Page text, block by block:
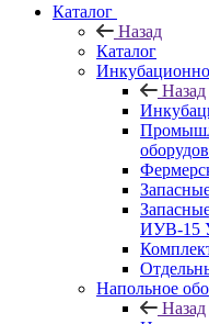
Каталог
Назад
Каталог
Назад
ИУВ-15
Напольное
Назад